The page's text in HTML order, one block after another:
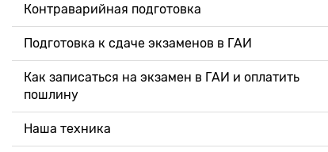
Контраварийная подготовка
Подготовка к сдаче экзаменов в ГАИ
Как записаться на экзамен в ГАИ и оплатить
пошлину
Наша техника